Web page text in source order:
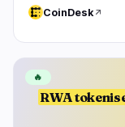
CoinDesk
RWA
🔥